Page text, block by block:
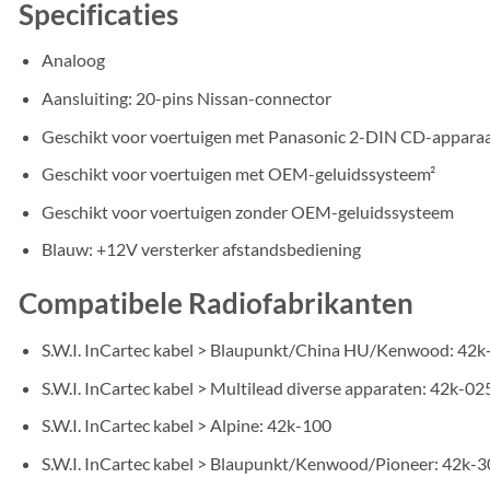
Specificaties
Analoog
Aansluiting: 20-pins Nissan-connector
Geschikt voor voertuigen met Panasonic 2-DIN CD-
Geschikt voor voertuigen met OEM-geluidssysteem²
Geschikt voor voertuigen zonder OEM-geluidssysteem
Blauw: +12V versterker afstandsbediening
Compatibele Radiofabrikanten
S.W.I. InCartec kabel > Blaupunkt/China HU/Kenwood:
S.W.I. InCartec kabel > Multilead diverse apparaten: 42k-
S.W.I. InCartec kabel > Alpine: 42k-100
S.W.I. InCartec kabel > Blaupunkt/Kenwood/Pioneer: 42k-